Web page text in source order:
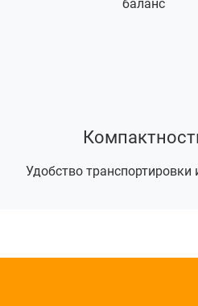
баланс
Удобство транспортировки